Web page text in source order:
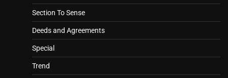
Section To Sense
Deeds and Agreements
Special
Trend